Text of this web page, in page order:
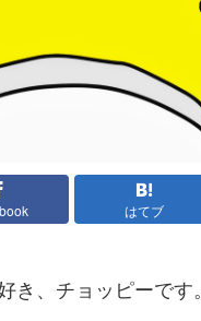
はてブ
き、チョッピーです。